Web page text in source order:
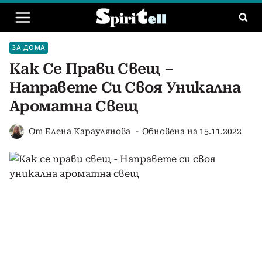
Към
съдържанието
ЗА ДОМА
Как Се Прави Свещ –
Направете Си Своя Уникална
Ароматна Свещ
От Елена Караулянова Обновена на 15.11.2022